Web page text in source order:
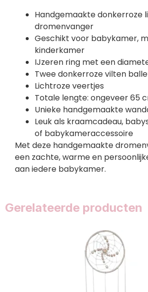
Handgemaakte donkerroze
dromenvanger
Geschikt voor babykamer,
kinderkamer
IJzeren ring met een
Twee donkerroze vilten
Lichtroze veertjes
Totale lengte: ongeveer 65
Unieke handgemaakte
Leuk als kraamcadeau,
of babykameraccessoire
Met deze handgemaakte
een zachte, warme en
aan iedere babykamer.
Gerelateerde producten